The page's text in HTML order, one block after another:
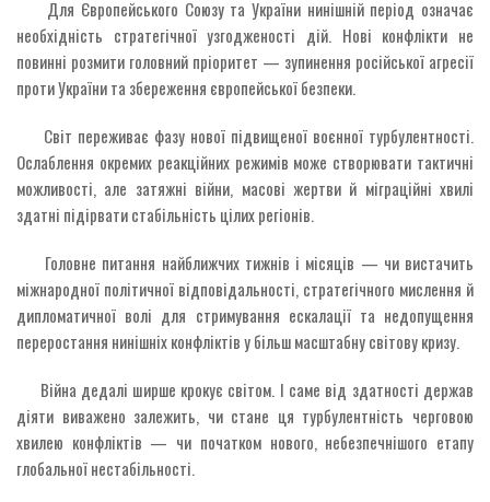
Для Європейського Союзу та України нинішній період означає
необхідність стратегічної узгодженості дій. Нові конфлікти не
повинні розмити головний пріоритет — зупинення російської агресії
проти України та збереження європейської безпеки.
Світ переживає фазу нової підвищеної воєнної турбулентності.
Ослаблення окремих реакційних режимів може створювати тактичні
можливості, але затяжні війни, масові жертви й міграційні хвилі
здатні підірвати стабільність цілих регіонів.
Головне питання найближчих тижнів і місяців — чи вистачить
міжнародної політичної відповідальності, стратегічного мислення й
дипломатичної волі для стримування ескалації та недопущення
переростання нинішніх конфліктів у більш масштабну світову кризу.
Війна дедалі ширше крокує світом. І саме від здатності держав
діяти виважено залежить, чи стане ця турбулентність черговою
хвилею конфліктів — чи початком нового, небезпечнішого етапу
глобальної нестабільності.